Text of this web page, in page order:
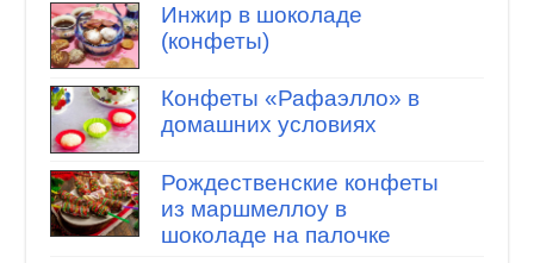
Инжир в шоколаде
(конфеты)
Конфеты «Рафаэлло» в
домашних условиях
Рождественские конфеты
из маршмеллоу в
шоколаде на палочке